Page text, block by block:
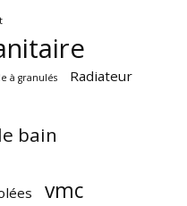
à granulés Radiateur
bain
vmc